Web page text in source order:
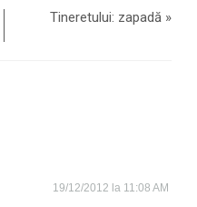
Tineretului: zapadă »
19/12/2012 la 11:08 AM